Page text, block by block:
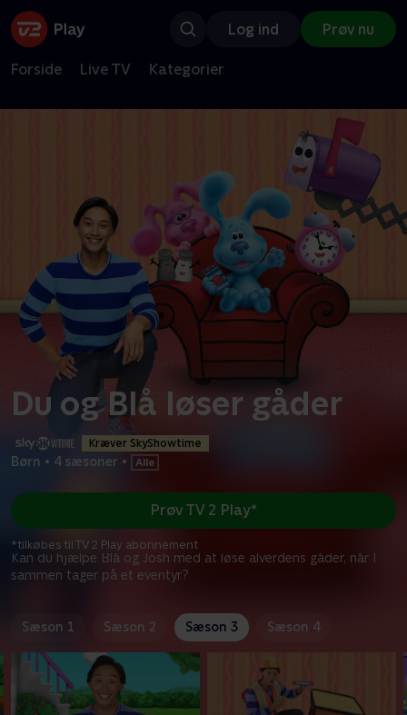
Log ind Prøv nu
Forside Live TV Kategorier
Du og Blå løser gåder
Kræver SkyShowtime
Børn • 4 sæsoner •
Kan du hjælpe Blå og Josh med at løse alverdens gåder, når I
sammen tager på et eventyr?
Prøv TV 2 Play*
*tilkøbes til TV 2 Play abonnement
Sæson 1 Sæson 2 Sæson 3 Sæson 4